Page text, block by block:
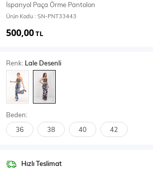
T-Shirt
Body
SPOR GİYİM
İspanyol Paça Örme Pantolon
Ürün Kodu : SN-PNT33443
500,00TL
Renk: Lale Desenli
Beden:
36 38 40 42
Hızlı Teslimat